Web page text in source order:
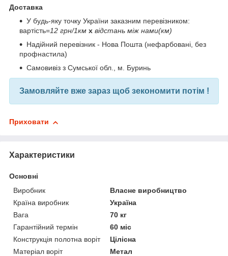
Доставка
У будь-яку точку України заказним перевізником:
вартість=12 грн/1км х відстань між нами(км)
Надійний перевізник - Нова Пошта (нефарбовані, без
профнастила)
Самовивіз з Сумської обл., м. Буринь
Замовляйте вже зараз щоб зекономити потім !
Приховати
Характеристики
Основні
Виробник
Власне виробництво
Країна виробник
Україна
Вага
70 кг
Гарантійний термін
60 міс
Конструкція полотна воріт
Цілісна
Матеріал воріт
Метал